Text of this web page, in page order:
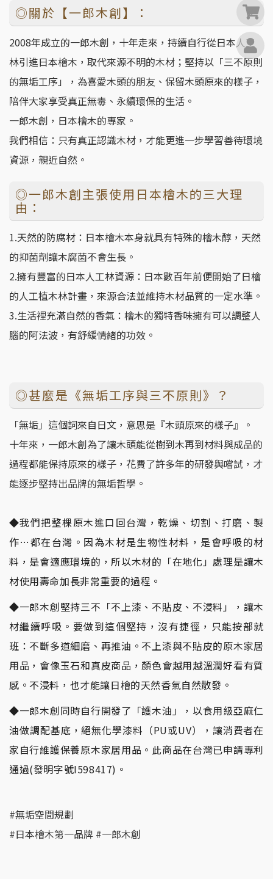
◎關於【一郎木創】：
2008年成立的一郎木創，十年走來，持續自行從日本人工
林引進日本檜木，取代來源不明的木材；堅持以「三不原則
的無垢工序」，為喜愛木頭的朋友、保留木頭原來的樣子，
陪伴大家享受真正無毒、永續環保的生活。
一郎木創，日本檜木的專家。
我們相信：只有真正認識木材，才能更進一步學習善待環境
資源，親近自然。
◎一郎木創主張使用日本檜木的三大理
由：
1.天然的防腐材：日本檜木本身就具有特殊的檜木醇，天然
的抑菌劑讓木腐菌不會生長。
2.擁有豐富的日本人工林資源：日本數百年前便開始了日檜
的人工植木林計畫，來源合法並維持木材品質的一定水準。
3.生活裡充滿自然的香氣：檜木的獨特香味擁有可以調整人
腦的阿法波，有舒緩情緒的功效。
◎甚麼是《無垢工序與三不原則》？
「無垢」這個詞來自日文，意思是『木頭原來的樣子』。
十年來，一郎木創為了讓木頭能從樹到木再到材料與成品的
過程都能保持原來的樣子，花費了許多年的研發與嚐試，才
能逐步堅持出品牌的無垢哲學。
◆我們把整棵原木進口回台灣，乾燥、切割、打磨、製
作…都在台灣。因為木材是生物性材料，是會呼吸的材
料，是會適應環境的，所以木材的「在地化」處理是讓木
材使用壽命加長非常重要的過程。
◆一郎木創堅持三不「不上漆、不貼皮、不浸料」，讓木
材繼續呼吸。要做到這個堅持，沒有捷徑，只能按部就
班：不斷多道細磨、再推油。不上漆與不貼皮的原木家居
用品，會像玉石和真皮商品，顏色會越用越溫潤好看有質
感。不浸料，也才能讓日檜的天然香氣自然散發。
◆一郎木創同時自行開發了「護木油」，以食用級亞麻仁
油做調配基底，絕無化學漆料（PU或UV），讓消費者在
家自行維護保養原木家居用品。此商品在台灣已申請專利
通過(發明字號I598417)。
#無垢空間規劃
#日本檜木第一品牌 #一郎木創
0